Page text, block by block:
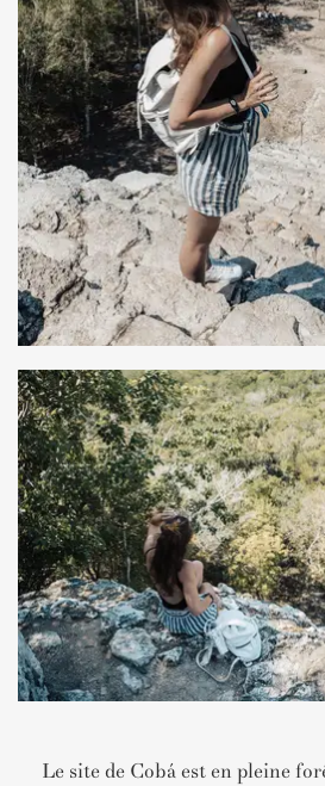
Le site de Cobá est en pleine